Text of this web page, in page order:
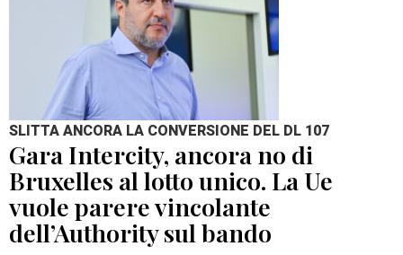
SLITTA ANCORA LA CONVERSIONE DEL DL 107
Gara Intercity, ancora no di
Bruxelles al lotto unico. La Ue
vuole parere vincolante
dell’Authority sul bando